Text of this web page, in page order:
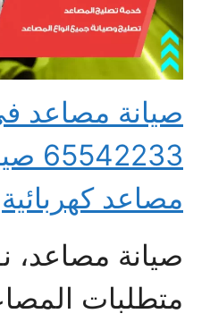
صيانة مصاعد
مصاعد كهربائية
صيانة مصاعد،
متطلبات